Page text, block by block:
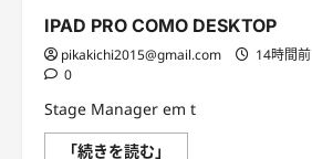
イ
ン
ア
イ
テ
ィ
IPAD PRO COMO DESKTOP
pikakichi2015@gmail.com
14時間前
0
Stage Manager em t
「続きを読む」